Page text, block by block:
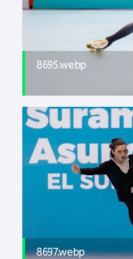
8695.webp
8697.webp